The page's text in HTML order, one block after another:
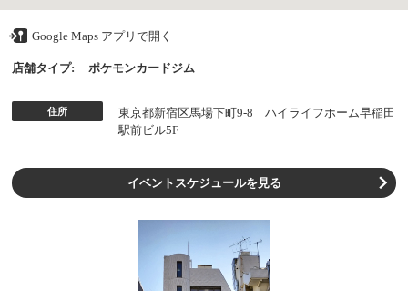
Google Maps アプリで開く
店舗タイプ: ポケモンカードジム
住所
東京都新宿区馬場下町9-8 ハイライフホーム早稲田
駅前ビル5F
イベントスケジュールを見る